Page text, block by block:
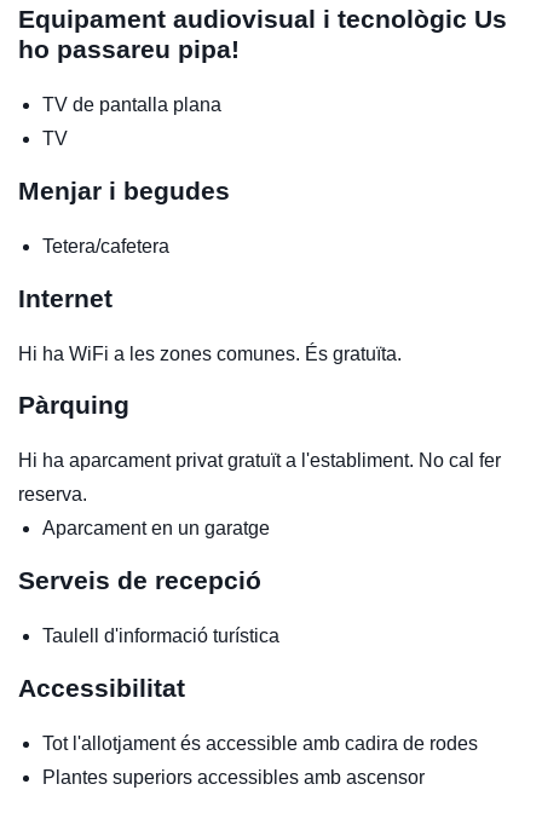
Equipament audiovisual i tecnològic Us
ho passareu pipa!
TV de pantalla plana
TV
Menjar i begudes
Tetera/cafetera
Internet
Hi ha WiFi a les zones comunes. És gratuïta.
Pàrquing
Hi ha aparcament privat gratuït a l'establiment. No cal fer
reserva.
Aparcament en un garatge
Serveis de recepció
Taulell d'informació turística
Accessibilitat
Tot l'allotjament és accessible amb cadira de rodes
Plantes superiors accessibles amb ascensor